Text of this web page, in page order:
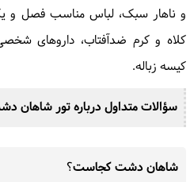
و ناهار سبک، لباس مناسب فصل و یک
کلاه و کرم ضدآفتاب، داروهای
کیسه زباله.
سؤالات متداول درباره تورشاهان
شاهان دشت کجاست؟